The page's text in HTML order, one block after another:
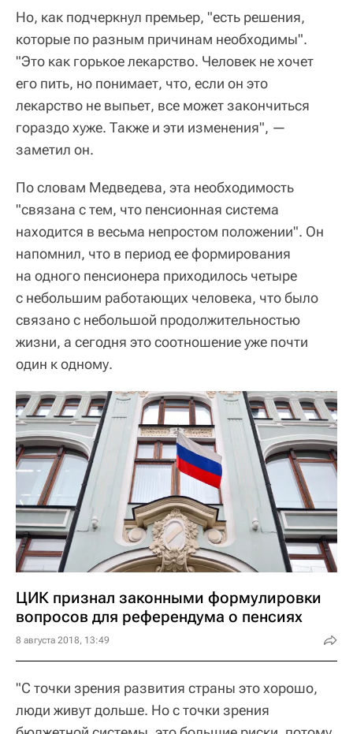
Но, как подчеркнул премьер, "есть решения,
которые по разным причинам необходимы".
"Это как горькое лекарство. Человек не хочет
его пить, но понимает, что, если он это
лекарство не выпьет, все может закончиться
гораздо хуже. Также и эти изменения", —
заметил он.
По словам Медведева, эта необходимость
"связана с тем, что пенсионная система
находится в весьма непростом положении". Он
напомнил, что в период ее формирования
на одного пенсионера приходилось четыре
с небольшим работающих человека, что было
связано с небольшой продолжительностью
жизни, а сегодня это соотношение уже почти
один к одному.
ЦИК признал законными формулировки
вопросов для референдума о пенсиях
8 августа 2018, 13:49
"С точки зрения развития страны это хорошо,
люди живут дольше. Но с точки зрения